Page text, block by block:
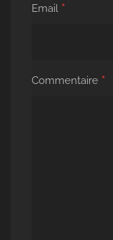
Email *
Commentaire *